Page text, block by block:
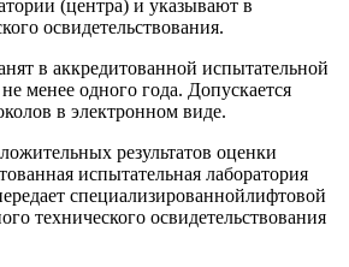
(центра) и указывают в
освидетельствования.
в аккредитованной испытательной
менее одного года. Допускается
в электронном виде.
результатов оценки
испытательная лаборатория
специализированнойлифтовой
технического освидетельствования